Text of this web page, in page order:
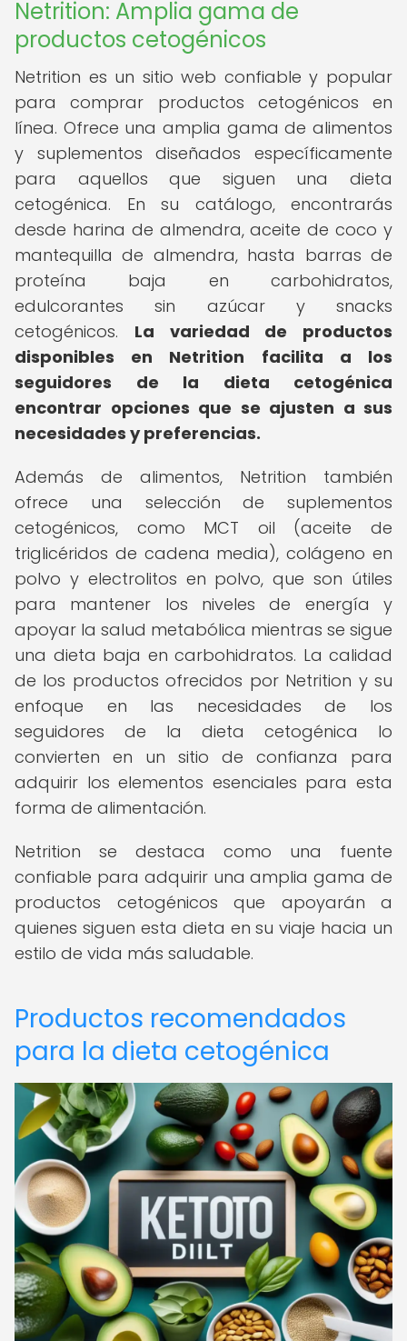
Netrition: Amplia gama de
productos cetogénicos
Netrition es un sitio web confiable y popular
para comprar productos cetogénicos en
línea. Ofrece una amplia gama de alimentos
y suplementos diseñados específicamente
para aquellos que siguen una dieta
cetogénica. En su catálogo, encontrarás
desde harina de almendra, aceite de coco y
mantequilla de almendra, hasta barras de
proteína baja en carbohidratos,
edulcorantes sin azúcar y snacks
cetogénicos. La variedad de productos
disponibles en Netrition facilita a los
seguidores de la dieta cetogénica
encontrar opciones que se ajusten a sus
necesidades y preferencias.
Además de alimentos, Netrition también
ofrece una selección de suplementos
cetogénicos, como MCT oil (aceite de
triglicéridos de cadena media), colágeno en
polvo y electrolitos en polvo, que son útiles
para mantener los niveles de energía y
apoyar la salud metabólica mientras se sigue
una dieta baja en carbohidratos. La calidad
de los productos ofrecidos por Netrition y su
enfoque en las necesidades de los
seguidores de la dieta cetogénica lo
convierten en un sitio de confianza para
adquirir los elementos esenciales para esta
forma de alimentación.
Netrition se destaca como una fuente
confiable para adquirir una amplia gama de
productos cetogénicos que apoyarán a
quienes siguen esta dieta en su viaje hacia un
estilo de vida más saludable.
Productos recomendados
para la dieta cetogénica